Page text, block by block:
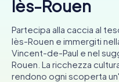
Team Building
Biglietti
lès-Rouen
Partecipa alla caccia al
lès-Rouen e immergiti
Vincent-de-Paul e nel
Rouen. La ricchezza
rendono ogni scoperta